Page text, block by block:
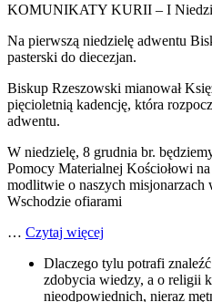
KOMUNIKATY KURII – I
Na pierwszą niedzielę adwentu
pasterski do diecezjan.
Biskup Rzeszowski mianował
pięcioletnią kadencję, która
adwentu.
W niedzielę, 8 grudnia br.
Pomocy Materialnej Kościołowi
modlitwie o naszych misjonarzach
Wschodzie ofiarami
… Czytaj więcej
Dlaczego tylu potrafi
zdobycia wiedzy, a o religii
nieodpowiednich, nieraz